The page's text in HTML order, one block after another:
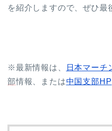
を紹介しますので、ぜひ最
※最新情報は、 日本マーチ
部情報、または中国支部HP